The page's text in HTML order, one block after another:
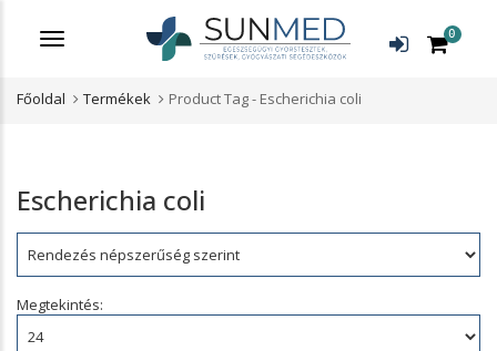
Menü 0
Főoldal Termékek Product Tag - Escherichia coli
Escherichia coli
Rendezés:
Megtekintés: